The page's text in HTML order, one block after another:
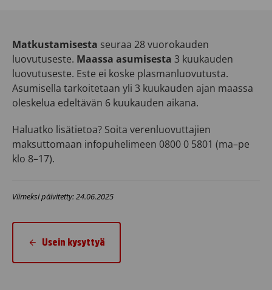
Matkustamisesta seuraa 28 vuorokauden
luovutuseste. Maassa asumisesta 3 kuukauden
luovutuseste. Este ei koske plasmanluovutusta.
Asumisella tarkoitetaan yli 3 kuukauden ajan maassa
oleskelua edeltävän 6 kuukauden aikana.
Haluatko lisätietoa? Soita verenluovuttajien
maksuttomaan infopuhelimeen 0800 0 5801 (ma–pe
klo 8–17).
Viimeksi päivitetty: 24.06.2025
Usein kysyttyä